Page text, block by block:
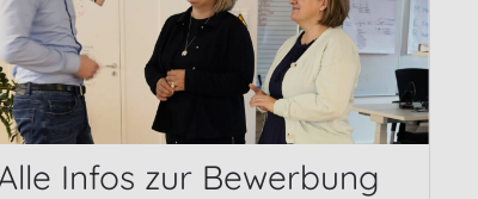
Infos zur Bewerbung